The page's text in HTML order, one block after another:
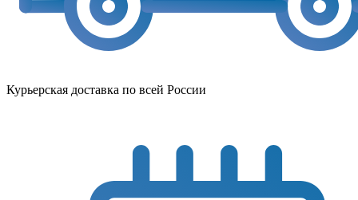
Курьерская доставка по всей России